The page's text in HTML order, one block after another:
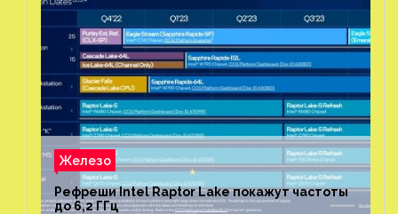
Железо
Рефреши Intel Raptor Lake покажут частоты
до 6,2 ГГц